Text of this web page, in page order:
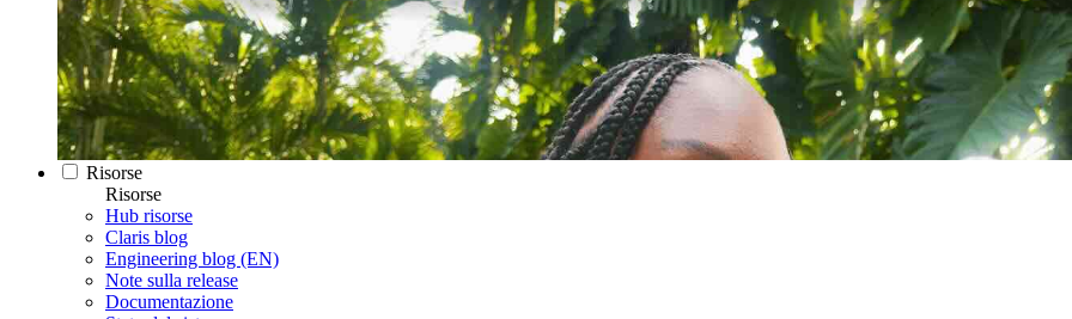
Risorse
Risorse
Hub risorse
Claris blog
Engineering blog (EN)
Note sulla release
Documentazione